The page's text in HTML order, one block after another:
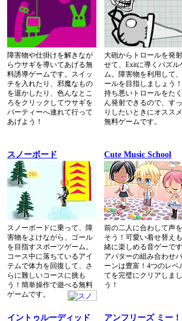
障害物や仕掛けを解きなが
らウサギを導いてあげる無
料誘導ゲームです。スイッ
チを入れたり、邪魔なもの
を退かしたり、色んなとこ
ろをクリックしてウサギを
パーティーへ連れて行って
あげよう！
大砲からトロールを発
せて、Exitに導くパズル
ム。障害物を利用して
ールを目指しましょう
持ち悪いトロールをた
ん発射できるので、す
りしたいときにオスス
無料ゲームです。
スノーボード
スノーボードに乗って、障
害物をよけながら、ゴール
を目指すスポーツゲーム。
コース中に落ちているアイ
テムで体力を回復して、さ
らに難しいコースに挑も
う！簡単操作で遊べる無料
ゲームです。
Cute Music School
前の二人に合わして声
そう！可愛い着せ替え
緒に楽しめる音ゲーです
アバターの組み合わせ
ーンは豊富！4つのレベ
てを完璧にクリアしま
う！
イントゥルーディッド アンフリーズ ミー！